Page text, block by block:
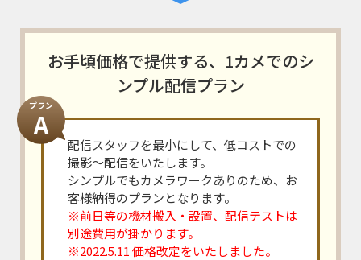
お手頃価格で提供する、1カメでのシ
ンプル配信プラン
プラン
A
配信スタッフを最小にして、低コストでの
撮影～配信をいたします。
シンプルでもカメラワークありのため、お
客様納得のプランとなります。
※前日等の機材搬入・設置、配信テストは
別途費用が掛かります。
※2022.5.11 価格改定をいたしました。